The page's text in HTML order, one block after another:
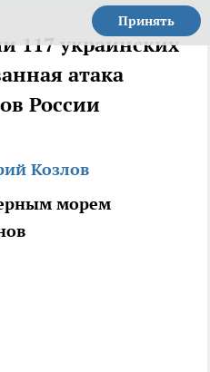
Принять
117 украинских
атака
России
Козлов
морем